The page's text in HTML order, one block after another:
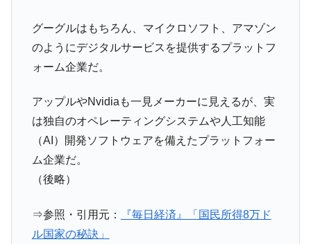
にぶん殴る法案」提出！⇒ クーパン問題は合衆国企業に対
する差別。許してはおかぬ
Fact1
日本の誇る海洋資源調査船『白嶺』は先進技術の
Fact1
夏の甲子園、優勝校を最も多く輩出している都道
府県とは？
Fact1 今話題の「楽天ライオンズ」とは？
Fact1 奇跡の毛色「白毛馬」とは？
Fact1
全て勝つといくら？ 競馬GI競走で勝利騎手がもら
平成仮面ライダーの意外すぎるモチーフとは？
グーグルはもちろん、マイクロソフト、アマゾン
のようにデジタルサービスを提供するプラットフ
ォーム企業だ。
アップルやNvidiaも一見メーカーに見えるが、実
は独自のオペレーティングシステムや人工知能
（AI）開発ソフトウェアを備えたプラットフォー
ム企業だ。
（後略）
⇒参照・引用元：
『毎日経済』「国民所得8万ド
ル国家の秘訣」